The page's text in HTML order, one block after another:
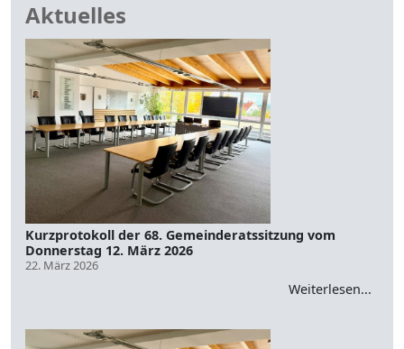
Aktuelles
Kurzprotokoll der 68. Gemeinderatssitzung vom
Donnerstag 12. März 2026
22. März 2026
Weiterlesen...